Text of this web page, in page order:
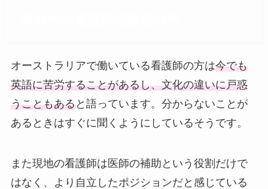
オーストラリアで働いている看護師の方は今でも
英語に苦労することがあるし、文化の違いに戸惑
うこともあると語っています。分からないことが
あるときはすぐに聞くようにしているそうです。
また現地の看護師は医師の補助という役割だけで
はなく、より自立したポジションだと感じている